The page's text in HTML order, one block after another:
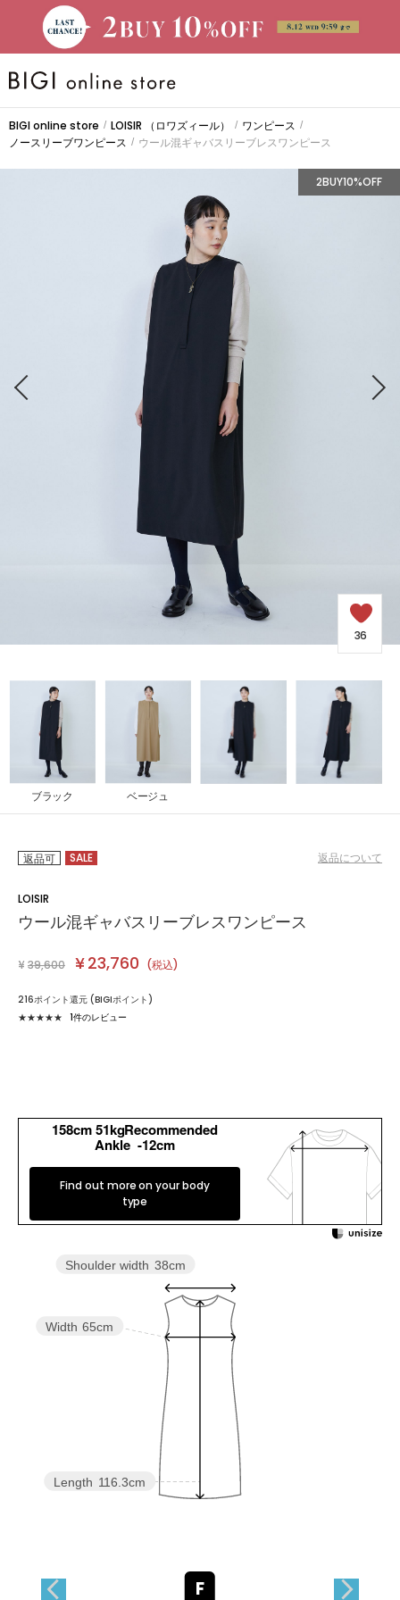
BRAND
大きいサイズ
SALE
OUTLET
BIGI online store / LOISIR （ロワズィール） / ワンピース /
ノースリーブワンピース / ウール混ギャバスリーブレスワンピース
2BUY10%OFF
36
ブラック ベージュ
返品可 SALE 返品について
LOISIR
ウール混ギャバスリーブレスワンピース
¥ 39,600 ¥23,760 (税込)
216ポイント還元 (BIGIポイント)
★★★★★ 1件のレビュー
158cm 51kgRecommended
Ankle -12cm
Find out more on your body
type
Length 116.3cm
Width 65cm
Shoulder width 38cm
F